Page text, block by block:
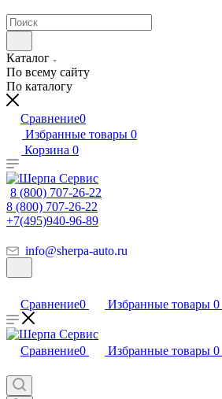
Каталог
По всему сайту
По каталогу
Сравнение0
Избранные товары 0
Корзина 0
8 (800) 707-26-22
8 (800) 707-26-22
+7(495)940-96-89
info@sherpa-auto.ru
Сравнение0 Избранные товары 0
Сравнение0 Избранные товары 0